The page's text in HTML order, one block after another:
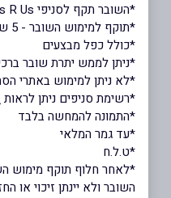
*השובר תקף לסניפי Toys R Us בלבד
*תוקף למימוש השובר - 5 שנים
*כולל כפל מבצעים
*ניתן לממש יתרת שובר
*לא ניתן למימוש באתרי
*רשימת סניפים ניתן לראות
*התמונה להמחשה בלבד
*עד גמר המלאי
*ט.ל.ח
*לאחר חלוף תוקף מימוש
השובר ולא יינתן זיכוי או